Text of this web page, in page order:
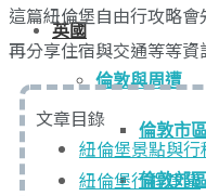
英國
倫敦與周遭
倫敦市
倫敦郊
這篇紐倫堡自由行攻略會
再分享住宿與交通等等資
文章目錄
紐倫堡景點與行
紐倫堡行程建議